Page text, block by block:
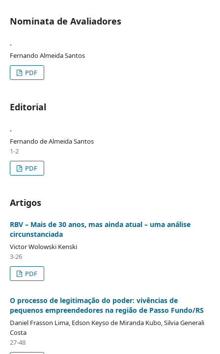
Nominata de Avaliadores
.
Fernando Almeida Santos
PDF
Editorial
.
Fernando de Almeida Santos
1-2
PDF
Artigos
RBV – Mais de 30 anos, mas ainda atual – uma análise
circunstanciada
Victor Wolowski Kenski
3-26
PDF
O processo de legitimação do poder: vivências de
pequenos empreendedores na região de Passo Fundo/RS
Daniel Frasson Lima, Edson Keyso de Miranda Kubo, Silvia Generali
Costa
27-48